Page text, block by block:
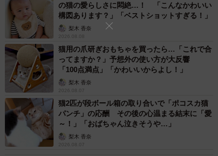
の猫の愛らしさに悶絶…！ 「こんなかわいい
構図あります？」「ベストショットすぎる！」
梨木 香奈
2026.08.08
猫用の爪研ぎおもちゃを買ったら…「これで合
ってますか？」予想外の使い方が大反響
「100点満点」「かわいいからよし！」
梨木 香奈
2026.08.07
猫2匹が段ボール箱の取り合いで「ポコスカ猫
パンチ」の応酬 その後の心温まる結末に「愛
～！」「おばちゃん泣きそうや…」
梨木 香奈
2026.08.07